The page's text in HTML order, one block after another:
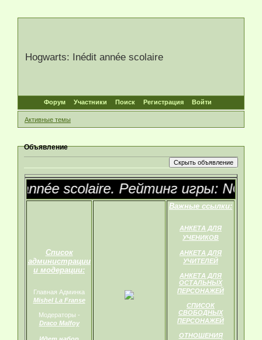
Hogwarts: Inédit année scolaire
Форум Участники Поиск Регистрация Войти
Активные темы
Объявление
année scolaire. Рейтинг игры: NC-17
Список
администрации
и модерации:
Главная Админка
Mishel La Franse
Модераторы -
Draco Malfoy
Важные ссылки:
АНКЕТА ДЛЯ
УЧЕНИКОВ
АНКЕТА ДЛЯ
УЧИТЕЛЕЙ
АНКЕТА ДЛЯ
ОСТАЛЬНЫХ
ПЕРСОНАЖЕЙ
СПИСОК
СВОБОДНЫХ
ПЕРСОНАЖЕЙ
ОТНОШЕНИЯ